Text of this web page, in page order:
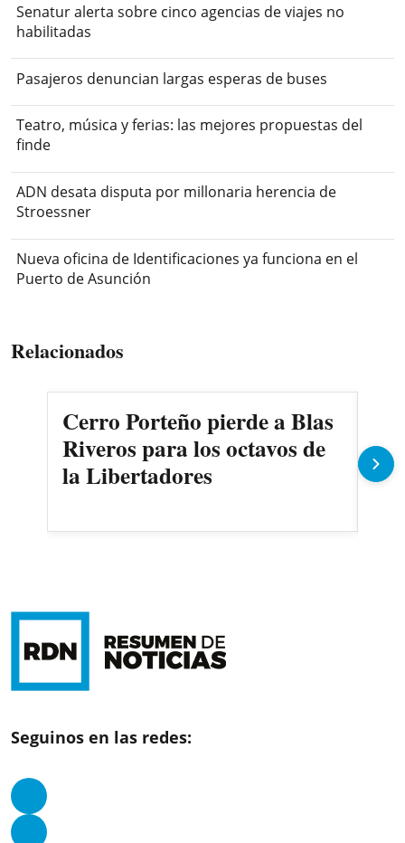
Senatur alerta sobre cinco agencias de viajes no
habilitadas
Pasajeros denuncian largas esperas de buses
Teatro, música y ferias: las mejores propuestas del
finde
ADN desata disputa por millonaria herencia de
Stroessner
Nueva oficina de Identificaciones ya funciona en el
Puerto de Asunción
Relacionados
Cerro Porteño pierde a Blas
Riveros para los octavos de
la Libertadores
Seguinos en las redes: